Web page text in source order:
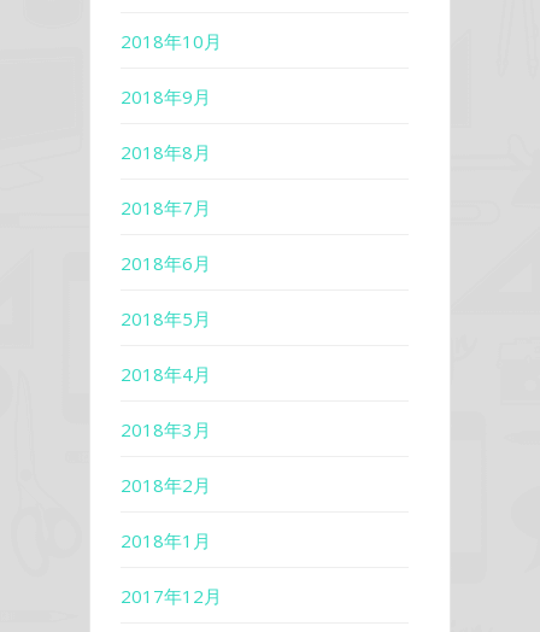
2018年10月
2018年9月
2018年8月
2018年7月
2018年6月
2018年5月
2018年4月
2018年3月
2018年2月
2018年1月
2017年12月